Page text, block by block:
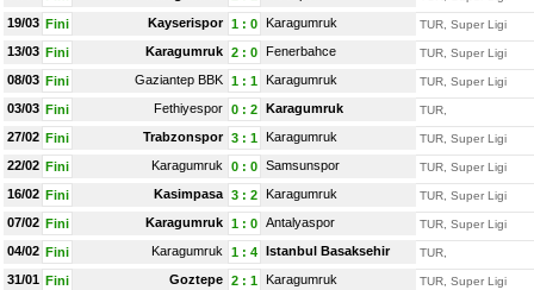
19/03 Fini Kayserispor 1 : 0 Karagumruk TUR, Super Ligi
13/03 Fini Karagumruk 2 : 0 Fenerbahce TUR, Super Ligi
08/03 Fini Gaziantep BBK 1 : 1 Karagumruk TUR, Super Ligi
03/03 Fini Fethiyespor 0 : 2 Karagumruk TUR,
27/02 Fini Trabzonspor 3 : 1 Karagumruk TUR, Super Ligi
22/02 Fini Karagumruk 0 : 0 Samsunspor TUR, Super Ligi
16/02 Fini Kasimpasa 3 : 2 Karagumruk TUR, Super Ligi
07/02 Fini Karagumruk 1 : 0 Antalyaspor TUR, Super Ligi
04/02 Fini Karagumruk 1 : 4 Istanbul Basaksehir TUR,
31/01 Fini Goztepe 2 : 1 Karagumruk TUR, Super Ligi